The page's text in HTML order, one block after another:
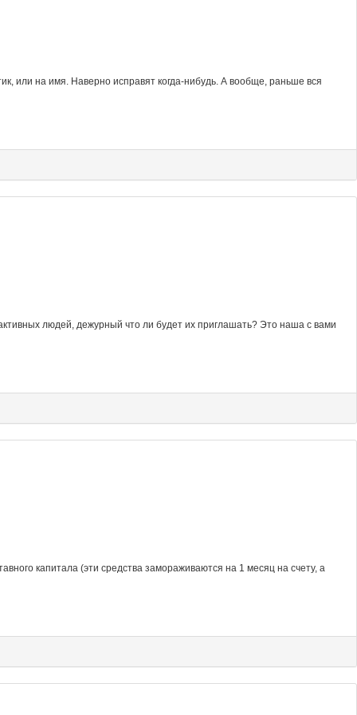
или на имя. Наверно исправят когда-нибудь. А вообще, раньше вся
людей, дежурный что ли будет их приглашать? Это наша с вами
капитала (эти средства замораживаются на 1 месяц на счету, а